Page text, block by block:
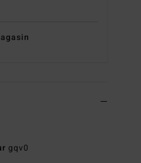
gqv0